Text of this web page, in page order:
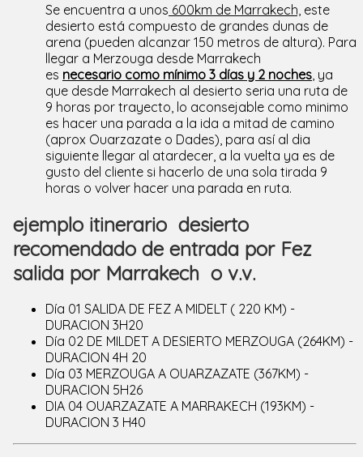
Se encuentra a unos 600km de Marrakech, este
desierto está compuesto de grandes dunas de
arena (pueden alcanzar 150 metros de altura). Para
llegar a Merzouga desde Marrakech
es necesario como mínimo 3 días y 2 noches , ya
que desde Marrakech al desierto seria una ruta de
9 horas por trayecto, lo aconsejable como minimo
es hacer una parada a la ida a mitad de camino
(aprox Ouarzazate o Dades), para así al dia
siguiente llegar al atardecer, a la vuelta ya es de
gusto del cliente si hacerlo de una sola tirada 9
horas o volver hacer una parada en ruta.
ejemplo itinerario desierto
recomendado de entrada por Fez
salida por Marrakech o v.v.
Día 01 SALIDA DE FEZ A MIDELT ( 220 KM) -
DURACION 3H20
Día 02 DE MILDET A DESIERTO MERZOUGA (264KM) -
DURACION 4H 20
Día 03 MERZOUGA A OUARZAZATE (367KM) -
DURACION 5H26
DIA 04 OUARZAZATE A MARRAKECH (193KM) -
DURACION 3 H40